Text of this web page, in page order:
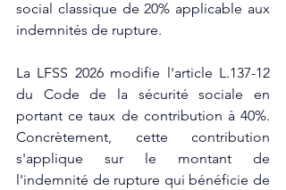
social classique de 20% applicable aux
indemnités de rupture.​
La LFSS 2026 modifie l'article L.137-12
du Code de la sécurité sociale en
portant ce taux de contribution à 40%.
Concrètement, cette contribution
s'applique sur le montant de
l'indemnité de rupture qui bénéficie de